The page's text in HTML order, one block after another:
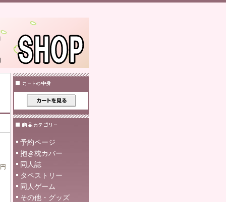
予約ページ
抱き枕カバー
同人誌
タペストリー
同人ゲーム
その他・グッズ